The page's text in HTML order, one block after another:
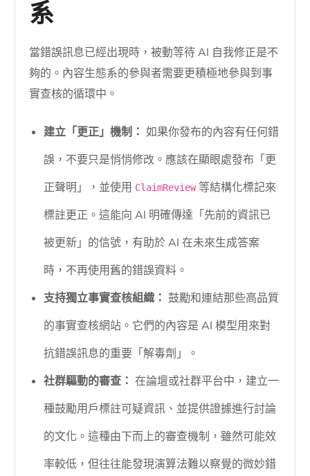
系
當錯誤訊息已經出現時，被動等待 AI 自我修正是不
夠的。內容生態系的參與者需要更積極地參與到事
實查核的循環中。
建立「更正」機制： 如果你發布的內容有任何錯
誤，不要只是悄悄修改。應該在顯眼處發布「更
正聲明」，並使用 ClaimReview等結構化標記來
標註更正。這能向 AI 明確傳達「先前的資訊已
被更新」的信號，有助於 AI 在未來生成答案
時，不再使用舊的錯誤資料。
支持獨立事實查核組織： 鼓勵和連結那些高品質
的事實查核網站。它們的內容是 AI 模型用來對
抗錯誤訊息的重要「解毒劑」。
社群驅動的審查： 在論壇或社群平台中，建立一
種鼓勵用戶標註可疑資訊、並提供證據進行討論
的文化。這種由下而上的審查機制，雖然可能效
率較低，但往往能發現演算法難以察覺的微妙錯